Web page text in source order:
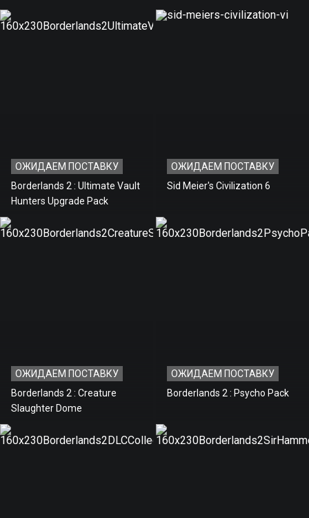
ОЖИДАЕМ ПОСТАВКУ
Borderlands 2 : Ultimate Vault
Hunters Upgrade Pack
ОЖИДАЕМ ПОСТАВКУ
Sid Meier's Civilization 6
ОЖИДАЕМ ПОСТАВКУ
Borderlands 2 : Creature
Slaughter Dome
ОЖИДАЕМ ПОСТАВКУ
Borderlands 2 : Psycho Pack